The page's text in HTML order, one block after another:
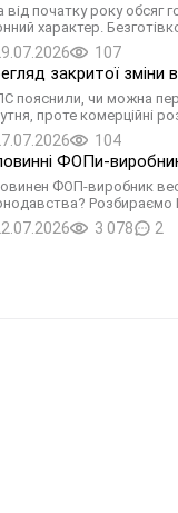
від початку року обсяг
характер.
107
закритої
пояснили, чи можна
проте комерційні
104
ФОПи-
ФОП-виробник
Розбираємо
3 078 2